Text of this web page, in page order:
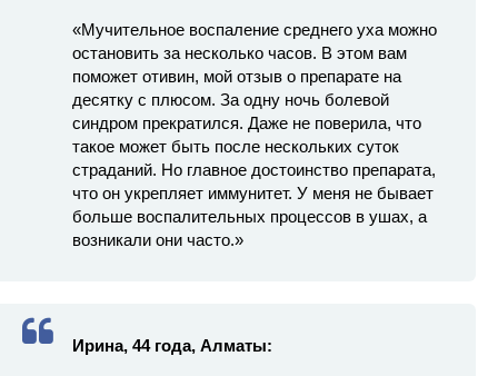
«Мучительное воспаление среднего уха можно
остановить за несколько часов. В этом вам
поможет отивин, мой отзыв о препарате на
десятку с плюсом. За одну ночь болевой
синдром прекратился. Даже не поверила, что
такое может быть после нескольких суток
страданий. Но главное достоинство препарата,
что он укрепляет иммунитет. У меня не бывает
больше воспалительных процессов в ушах, а
возникали они часто.»
Ирина, 44 года, Алматы: